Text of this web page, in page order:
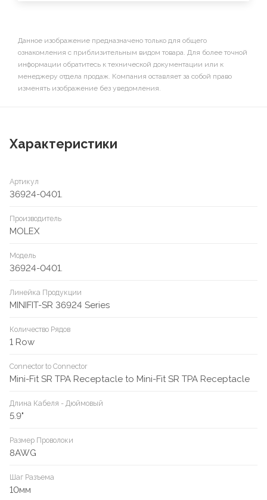
Данное изображение предназначено только для общего
ознакомления с приблизительным видом товара. Для более точной
информации обратитесь к технической документации или к
менеджеру отдела продаж. Компания оставляет за собой право
изменять изображение без уведомления.
Характеристики
Артикул
36924-0401.
Производитель
MOLEX
Модель
36924-0401.
Линейка Продукции
MINIFIT-SR 36924 Series
Количество Рядов
1 Row
Connector to Connector
Mini-Fit SR TPA Receptacle to Mini-Fit SR TPA Receptacle
Длина Кабеля - Дюймовый
5.9"
Размер Проволоки
8AWG
Шаг Разъема
10мм